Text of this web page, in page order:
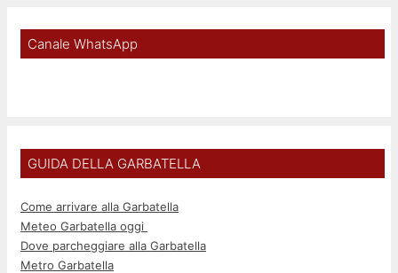
Canale WhatsApp
GUIDA DELLA GARBATELLA
Come arrivare alla Garbatella
Meteo Garbatella oggi
Dove parcheggiare alla Garbatella
Metro Garbatella